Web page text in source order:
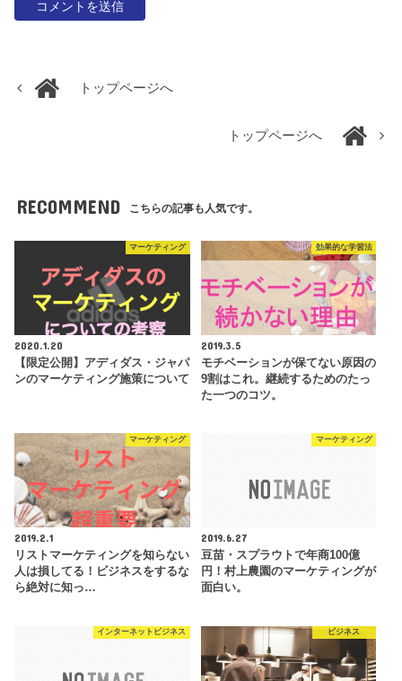
トップページへ
トップページへ
RECOMMEND こちらの記事も人気です。
マーケティング
2020.1.20
【限定公開】アディダス・ジャパ
ンのマーケティング施策について
効果的な学習法
2019.3.5
モチベーションが保てない原因の
9割はこれ。継続するためのたっ
た一つのコツ。
マーケティング
2019.2.1
リストマーケティングを知らない
人は損してる！ビジネスをするな
ら絶対に知っ…
マーケティング
2019.6.27
豆苗・スプラウトで年商100億
円！村上農園のマーケティングが
面白い。
インターネットビジネス ビジネス